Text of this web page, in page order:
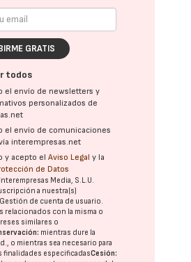
GRATIS
todos
el envío de newsletters y
personalizados de
el envío de comunicaciones
interempresas.net
y acepto elAviso Legal y la
de Datos
Interempresas Media, S.L.U.
a nuestra(s)
de cuenta de usuario.
relacionados con la misma o
similares o
mientras dure la
o mientras sea necesario para
finalidades especificadasCesión: